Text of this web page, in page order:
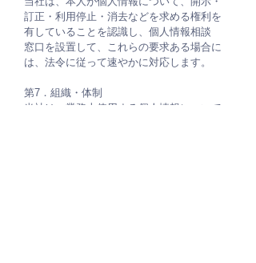
訂正・利用停止・消去などを求める権利を
有していることを認識し、個人情報相談
窓口を設置して、これらの要求ある場合に
は、法令に従って速やかに対応します。
第7．組織・体制
当社は、業務上使用する個人情報について